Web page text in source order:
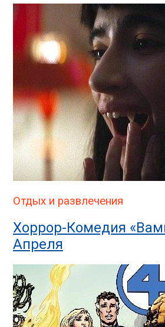
Отдых и развлечения
Хоррор-Комедия
Апреля